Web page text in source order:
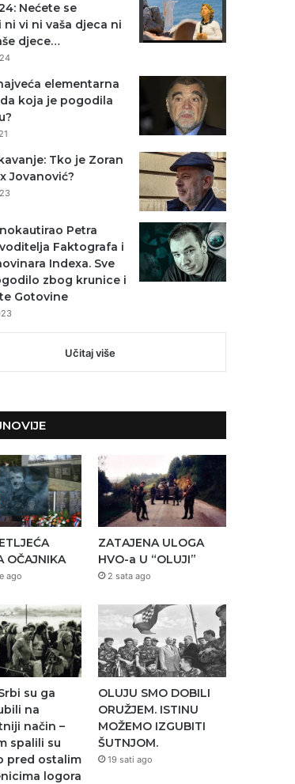
Nećete se
vi ni vaša djeca ni
djece…
elementarna
koja je pogodila
Tko je Zoran
Jovanović?
Petra
Faktografa i
Indexa. Sve
zbog krunice i
Gotovine
Učitaj više
OČAJNIKA
ago
ZATAJENA ULOGA
HVO-a U “OLUJI”
2 sata ago
su ga
na
način –
spalili su
pred ostalim
logora
OLUJU SMO DOBILI
ORUŽJEM. ISTINU
MOŽEMO IZGUBITI
ŠUTNJOM.
19 sati ago